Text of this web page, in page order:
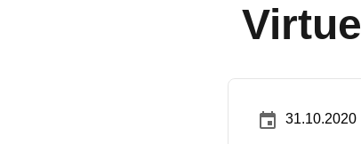
31.10.2020